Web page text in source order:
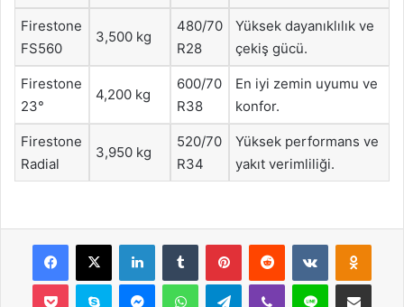
Firestone
FS560
3,500 kg
480/70
R28
Yüksek dayanıklılık ve
çekiş gücü.
Firestone
23°
4,200 kg
600/70
R38
En iyi zemin uyumu ve
konfor.
Firestone
Radial
3,950 kg
520/70
R34
Yüksek performans ve
yakıt verimliliği.
Facebook
X LinkedInTumblr PinterestReddit VKontakte
Pocket Skype MessengerWhatsAppTelegramViber Line E-Posta ile